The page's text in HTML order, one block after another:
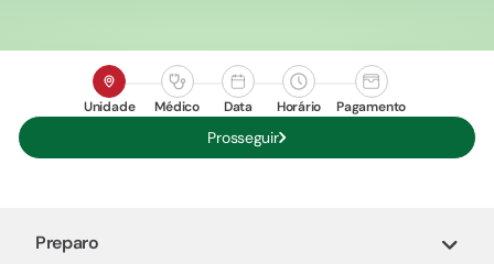
Unidade Médico Data Horário Pagamento
Prosseguir
Preparo